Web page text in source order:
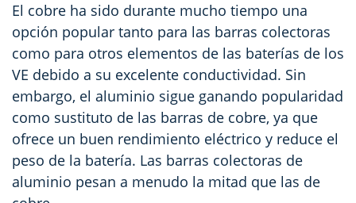
El cobre ha sido durante mucho tiempo una
opción popular tanto para las barras colectoras
como para otros elementos de las baterías de los
VE debido a su excelente conductividad. Sin
embargo, el aluminio sigue ganando popularidad
como sustituto de las barras de cobre, ya que
ofrece un buen rendimiento eléctrico y reduce el
peso de la batería. Las barras colectoras de
aluminio pesan a menudo la mitad que las de